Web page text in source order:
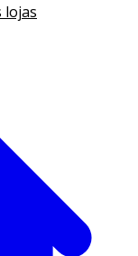
lojas